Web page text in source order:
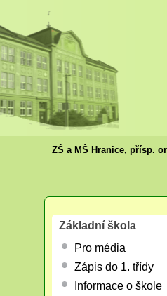
ZŠ a MŠ Hranice, přísp.
Základní škola
Pro média
Zápis do 1. třídy
Informace o škole